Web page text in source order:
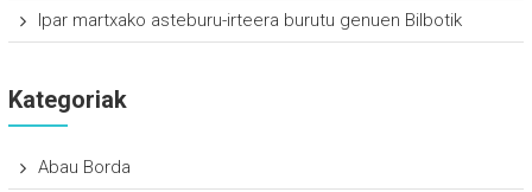
Ipar martxako asteburu-irteera burutu genuen Bilbotik
Kategoriak
Abau Borda